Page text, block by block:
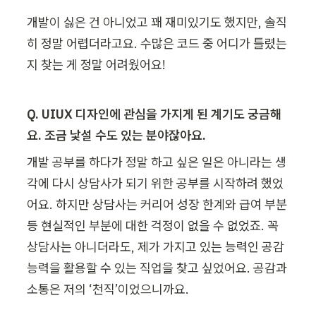
개발이 싫은 건 아니었고 꽤 재미있기도 했지만, 솔직
히 정말 어렵더라고요. 수많은 코드 중 어디가 틀렸는
지 찾는 게 정말 어려웠어요!
Q. UIUX 디자인에 관심을 가지게 된 계기도 궁금해
요. 조금 낯설 수도 있는 분야잖아요.
개발 공부를 하다가 정말 하고 싶은 일은 아니라는 생
각에 다시 상담사가 되기 위한 공부를 시작하려 했었
어요. 하지만 상담사는 커리어 성장 한계와 급여 부분
등 현실적인 부분에 대한 걱정이 없을 수 없었죠. 꼭
상담사는 아니더라도, 제가 가지고 있는 능력인 공감
능력을 활용할 수 있는 직업을 찾고 싶었어요. 공감과
소통은 저의 ‘천직’이었으니까요.